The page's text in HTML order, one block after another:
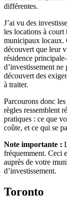
différentes.
J’ai vu des
les locations à court
municipaux locaux.
découvert que leur
résidence
d’investissement
découvert des
à traiter.
Parcourons donc
règles ressemblent
pratiques : ce que
coûte, et ce qui se
Note importante :
fréquemment. Ceci
auprès de votre
d’investissement.
Toronto